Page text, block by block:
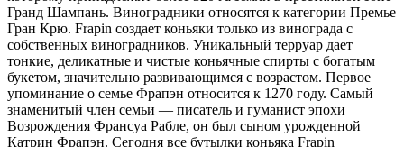
Гранд Шампань. Виноградники относятся к категории Премье
Гран Крю. Frapin создает коньяки только из винограда с
собственных виноградников. Уникальный терруар дает
тонкие, деликатные и чистые коньячные спирты с богатым
букетом, значительно развивающимся с возрастом. Первое
упоминание о семье Фрапэн относится к 1270 году. Самый
знаменитый член семьи — писатель и гуманист эпохи
Возрождения Франсуа Рабле, он был сыном урожденной
Катрин Фрапэн. Сегодня все бутылки коньяка Frapin